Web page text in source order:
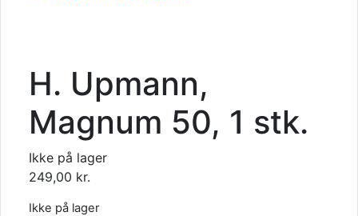
H. Upmann,
Magnum 50, 1 stk.
Ikke på lager
249,00 kr.
Ikke på lager